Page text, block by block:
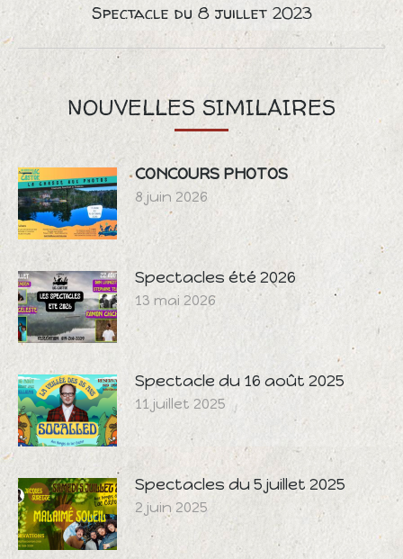
Next
post:
Spectacle du 8 juillet 2023
NOUVELLES SIMILAIRES
CONCOURS PHOTOS
8 juin 2026
Spectacles été 2026
13 mai 2026
Spectacle du 16 août 2025
11 juillet 2025
Spectacles du 5 juillet 2025
2 juin 2025